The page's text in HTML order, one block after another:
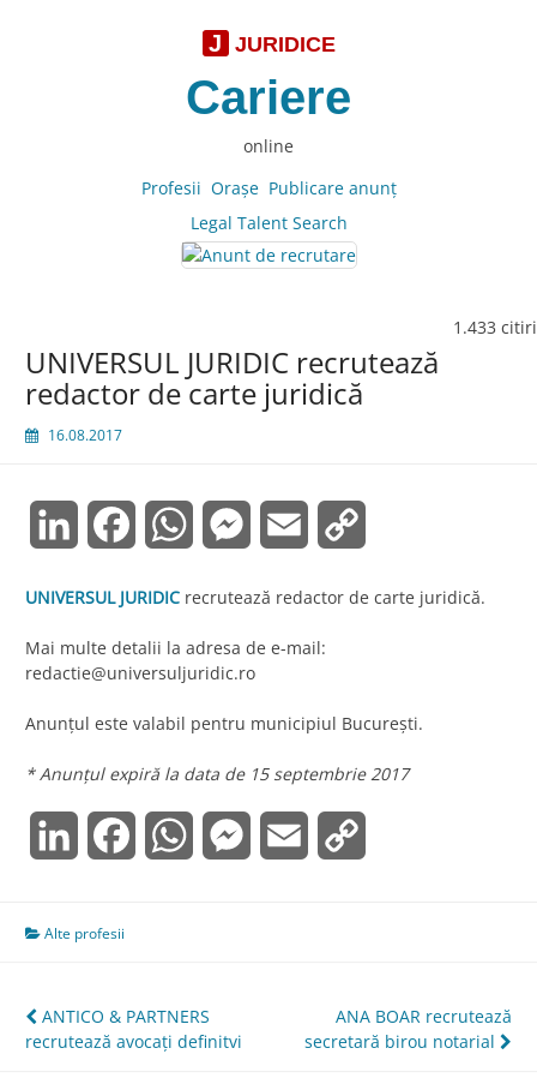
J JURIDICE
Cariere
online
Profesii Oraşe Publicare anunţ
Legal Talent Search
1.433 citiri
UNIVERSUL JURIDIC recrutează
redactor de carte juridică
16.08.2017
LinkedInFacebookWhatsAppMessenger
Email
UNIVERSUL JURIDIC recrutează redactor de carte juridică.
Mai multe detalii la adresa de e-mail:
redactie@universuljuridic.ro
Anunțul este valabil pentru municipiul București.
* Anunțul expiră la data de 15 septembrie 2017
LinkedInFacebookWhatsAppMessenger
Email
Alte profesii
Navigare
în
ANTICO & PARTNERS
recrutează avocaţi definitvi
ANA BOAR recrutează
secretară birou notarial